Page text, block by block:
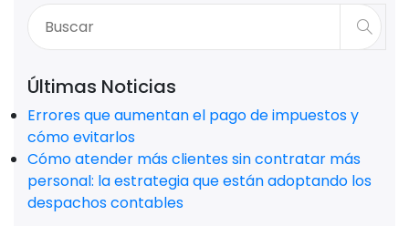
Últimas Noticias
Errores que aumentan el pago de impuestos y
cómo evitarlos
Cómo atender más clientes sin contratar más
personal: la estrategia que están adoptando los
despachos contables